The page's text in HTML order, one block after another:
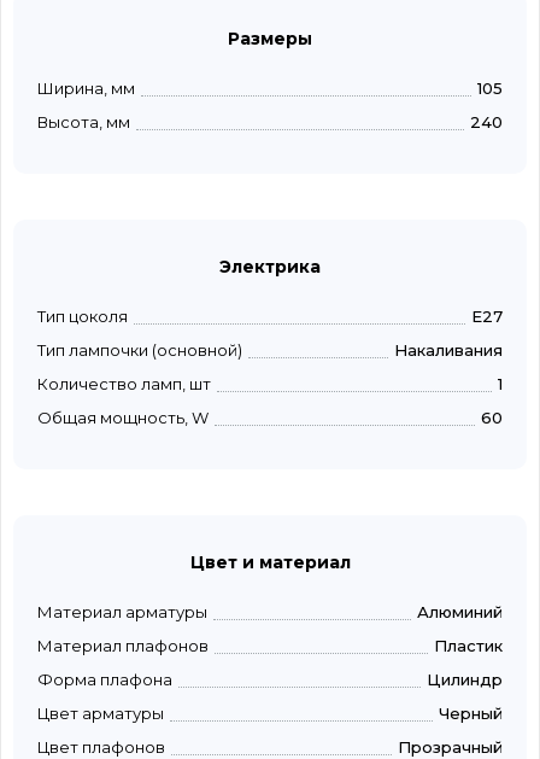
Размеры
Ширина, мм
105
Высота, мм
240
Электрика
Тип цоколя
E27
Тип лампочки (основной)
Накаливания
Количество ламп, шт
1
Общая мощность, W
60
Цвет и материал
Материал арматуры
Алюминий
Материал плафонов
Пластик
Форма плафона
Цилиндр
Цвет арматуры
Черный
Цвет плафонов
Прозрачный